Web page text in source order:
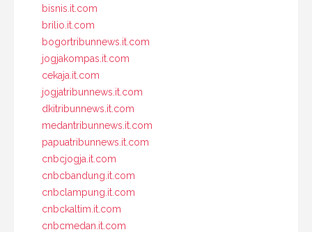
bisnis.it.com
brilio.it.com
bogortribunnews.it.com
jogjakompas.it.com
cekaja.it.com
jogjatribunnews.it.com
dkitribunnews.it.com
medantribunnews.it.com
papuatribunnews.it.com
cnbcjogja.it.com
cnbcbandung.it.com
cnbclampung.it.com
cnbckaltim.it.com
cnbcmedan.it.com